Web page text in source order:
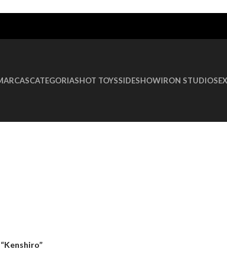
CATEGORIASHOT TOYSSIDESHOWIRON STUDIOS